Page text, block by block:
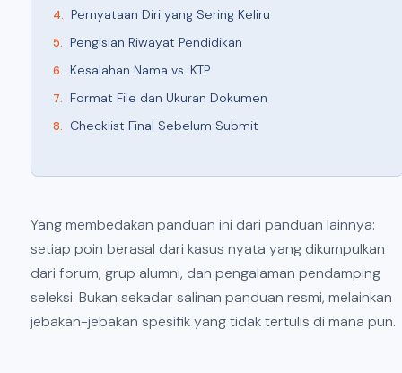
Pernyataan Diri yang Sering Keliru
Pengisian Riwayat Pendidikan
Kesalahan Nama vs. KTP
Format File dan Ukuran Dokumen
Checklist Final Sebelum Submit
Yang membedakan panduan ini dari panduan lainnya:
setiap poin berasal dari kasus nyata yang dikumpulkan
dari forum, grup alumni, dan pengalaman pendamping
seleksi. Bukan sekadar salinan panduan resmi, melainkan
jebakan-jebakan spesifik yang tidak tertulis di mana pun.